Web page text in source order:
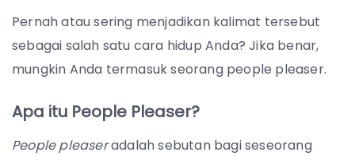
Pernah atau sering menjadikan kalimat tersebut
sebagai salah satu cara hidup Anda? Jika benar,
mungkin Anda termasuk seorang people pleaser.
Apa itu People Pleaser?
People pleaseradalah sebutan bagi seseorang